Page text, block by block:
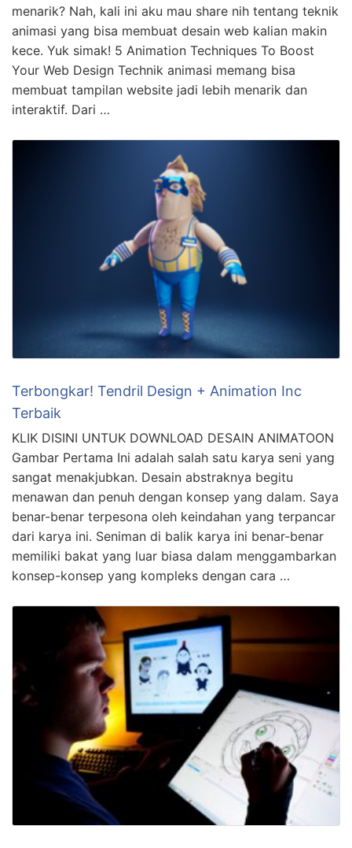
menarik? Nah, kali ini aku mau share nih tentang teknik
animasi yang bisa membuat desain web kalian makin
kece. Yuk simak! 5 Animation Techniques To Boost
Your Web Design Technik animasi memang bisa
membuat tampilan website jadi lebih menarik dan
interaktif. Dari …
Terbongkar! Tendril Design + Animation Inc
Terbaik
KLIK DISINI UNTUK DOWNLOAD DESAIN ANIMATOON
Gambar Pertama Ini adalah salah satu karya seni yang
sangat menakjubkan. Desain abstraknya begitu
menawan dan penuh dengan konsep yang dalam. Saya
benar-benar terpesona oleh keindahan yang terpancar
dari karya ini. Seniman di balik karya ini benar-benar
memiliki bakat yang luar biasa dalam menggambarkan
konsep-konsep yang kompleks dengan cara …